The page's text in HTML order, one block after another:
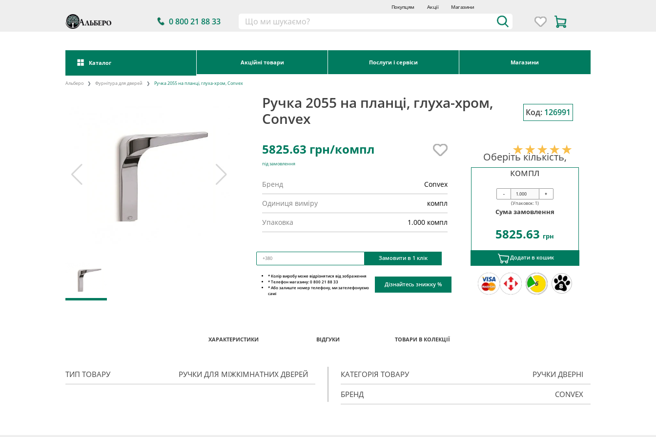
Покупцям Акції Магазини
0 800 21 88 33
Каталог Акційні товари Послуги і сервіси Магазини
Альберо Фурнітура для дверей Ручка 2055 на планці, глуха-хром, Convex
Ручка 2055 на планці, глуха-хром,
Convex
Код: 126991
5825.63 грн/компл
під замовлення
Бренд Convex
Одиниця виміру компл
Упаковка 1.000 компл
Замовити в 1 клік
Оберіть кількість,
компл
-
+
(Упаковок: 1)
Сума замовлення
5825.63 грн
Додати в кошик
6
* Колір виробу може відрізнятися від зображення
* Телефон магазину: 0 800 21 88 33
* Або залиште номер телефону, ми зателефонуємо
самі
Дізнайтесь знижку %
ХАРАКТЕРИСТИКИ ВІДГУКИ ТОВАРИ В КОЛЕКЦІЇ
ТИП ТОВАРУ РУЧКИ ДЛЯ МІЖКІМНАТНИХ ДВЕРЕЙ КАТЕГОРІЯ ТОВАРУ РУЧКИ ДВЕРНІ
БРЕНД CONVEX